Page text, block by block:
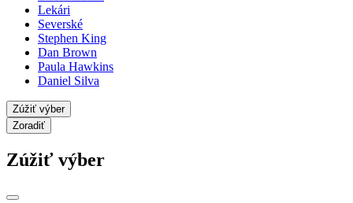
Lekári
Severské
Stephen King
Dan Brown
Paula Hawkins
Daniel Silva
Zúžiť výber
Zoradiť
Zúžiť výber